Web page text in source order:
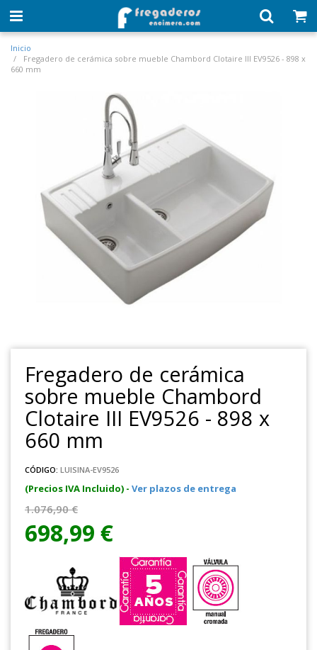
Inicio
Fregadero de cerámica sobre mueble Chambord Clotaire III EV9526 - 898 x
660 mm
Fregadero de cerámica
sobre mueble Chambord
Clotaire III EV9526 - 898 x
660 mm
CÓDIGO: LUISINA-EV9526
(Precios IVA Incluido) - Ver plazos de entrega
1.076,90 €
698,99 €